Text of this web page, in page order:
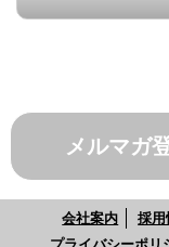
メルマガ
会社案内 採用